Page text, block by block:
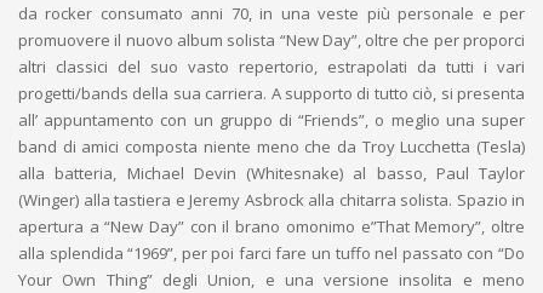
da rocker consumato anni 70, in una veste più personale e per
promuovere il nuovo album solista “New Day”, oltre che per proporci
altri classici del suo vasto repertorio, estrapolati da tutti i vari
progetti/bands della sua carriera. A supporto di tutto ciò, si presenta
all’ appuntamento con un gruppo di “Friends”, o meglio una super
band di amici composta niente meno che da Troy Lucchetta (Tesla)
alla batteria, Michael Devin (Whitesnake) al basso, Paul Taylor
(Winger) alla tastiera e Jeremy Asbrock alla chitarra solista. Spazio in
apertura a “New Day” con il brano omonimo e”That Memory”, oltre
alla splendida “1969”, per poi farci fare un tuffo nel passato con “Do
Your Own Thing” degli Union, e una versione insolita e meno